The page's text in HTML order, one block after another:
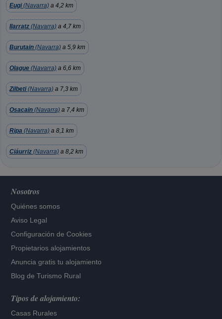
Eugi(Navarra) a 4,2 km
Ilarratz (Navarra) a 4,7 km
Burutain (Navarra) a 5,9 km
Olague (Navarra) a 6,6 km
Zilbeti(Navarra) a 7,3 km
Osacain (Navarra) a 7,4 km
Ripa (Navarra) a 8,1 km
Ciáurriz (Navarra) a 8,2 km
Nosotros
Quiénes somos
Aviso Legal
Configuración de Cookies
Propietarios alojamientos
Anuncia gratis tu alojamiento
Blog de Turismo Rural
Tipos de alojamiento:
Casas Rurales